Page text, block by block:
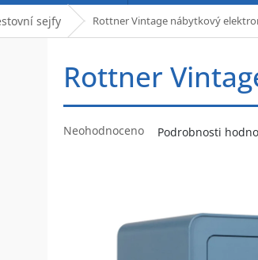
sejfy Rottner Vintage nábytkový
Rottner
Průměrné
Neohodnoceno Podrobnosti